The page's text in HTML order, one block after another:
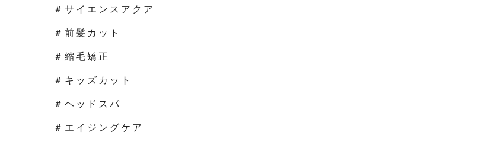
＃サイエンスアクア
＃前髪カット
＃縮毛矯正
＃キッズカット
＃ヘッドスパ
＃エイジングケア